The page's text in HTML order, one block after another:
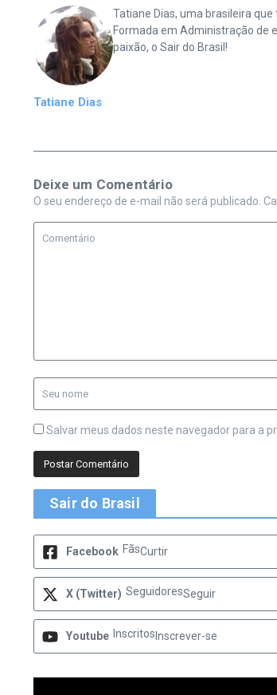
Tatiane Dias
Tatiane Dias, uma brasileira
Formada em Administração de
paixão, o Sair do Brasil!
Deixe um Comentário
O seu endereço de e-mail não será publicado.
Salvar meus dados neste navegador para a
Sair do Brasil
Facebook FãsCurtir
X (Twitter) SeguidoresSeguir
Youtube Inscritos Inscrever-se